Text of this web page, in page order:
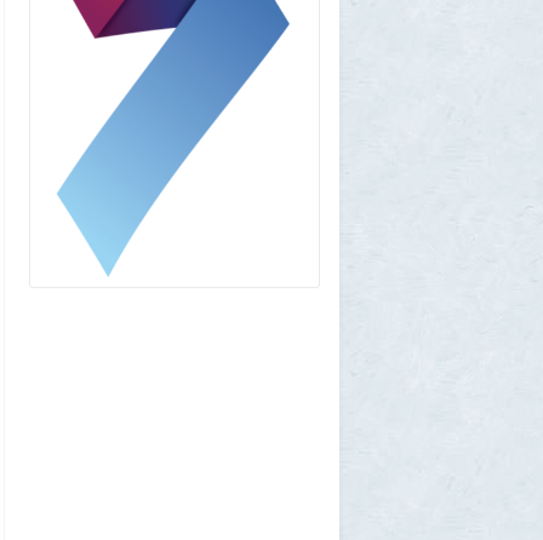
1 августа 2026, 18:36
Леопольд Ашенбреннер: Как 24-летний
щегол заработал $30 млрд на
инвестициях в AI (и потерял их вчера)
1 августа 2026, 17:10
Вселенная, для человеческого разума -
непостижима
1GR
1 августа 2026, 16:50
"Становится всё яснее"
1 августа 2026, 16:39
Работавшие ранее в РФ мессенджеры
BIP и KakaoTalk перестали работать
1